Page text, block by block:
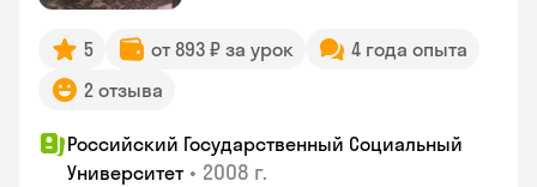
5 от 893 ₽ за урок
4 года опыта
2 отзыва
Российский Государственный Социальный
Университет • 2008 г.